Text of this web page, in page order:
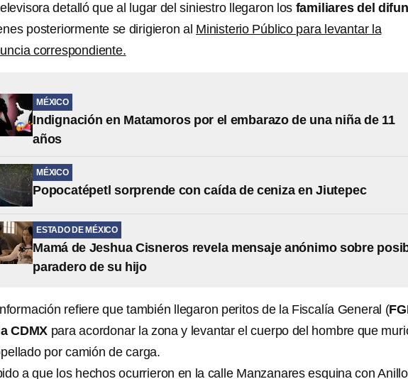
detalló que al lugar del siniestro llegaron los familiares del
posteriormente se dirigieron al Ministerio Público para levantar la
correspondiente.
MÉXICO
Indignación en Matamoros por el embarazo de una niña de 11
años
MÉXICO
Popocatépetl sorprende con caída de ceniza en Jiutepec
ESTADO DE MÉXICO
Mamá de Jeshua Cisneros revela mensaje anónimo sobre
paradero de su hijo
refiere que también llegaron peritos de la Fiscalía General (
CDMX para acordonar la zona y levantar el cuerpo del hombre que
por camión de carga.
a que los hechos ocurrieron en la calle Manzanares esquina con